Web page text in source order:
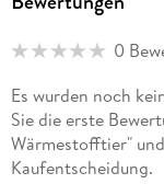
0
Es wurden noch
Sie die erste
Wärmestofftier"
Kaufentscheidung.